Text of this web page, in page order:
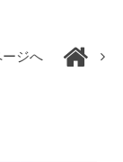
ージへ